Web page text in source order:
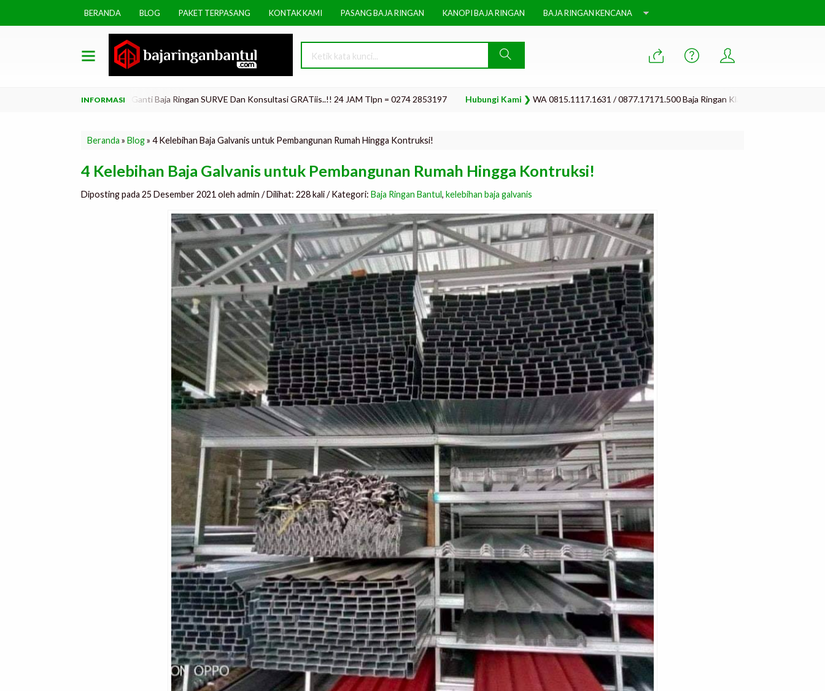
BERANDA BLOG PAKET TERPASANG KONTAK KAMI PASANG BAJA RINGAN KANOPI BAJA RINGAN BAJA RINGAN KENCANA
Bungkar Atap Lama Di Ganti Baja Ringan SURVE Dan Konsultasi GRATiis..!! 24 JAM Tlpn = 0274 2853197 Hubungi Kami ❯WA 0815.1117.1631 / 0877.17171.500 Baja Ringan Klaten, Baja Ringan Jogja, Baja
Beranda » Blog» 4 Kelebihan Baja Galvanis untuk Pembangunan Rumah Hingga Kontruksi!
4 Kelebihan Baja Galvanis untuk Pembangunan Rumah Hingga Kontruksi!
Diposting pada 25 Desember 2021 oleh admin / Dilihat: 228 kali / Kategori: Baja Ringan Bantul, kelebihan baja galvanis